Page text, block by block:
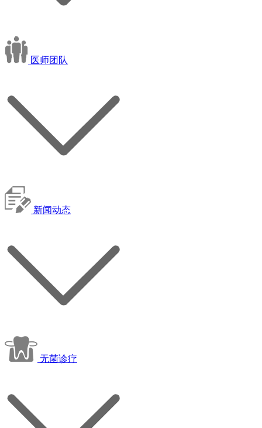
医师团队
新闻动态
无菌诊疗